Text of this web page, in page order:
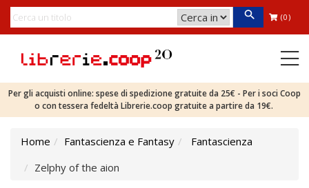
(0)
Per gli acquisti online: spese di spedizione gratuite da 25€ - Per i soci Coop
o con tessera fedeltà Librerie.coop gratuite a partire da 19€.
Home Fantascienza e Fantasy
Fantascienza
Zelphy of the aion